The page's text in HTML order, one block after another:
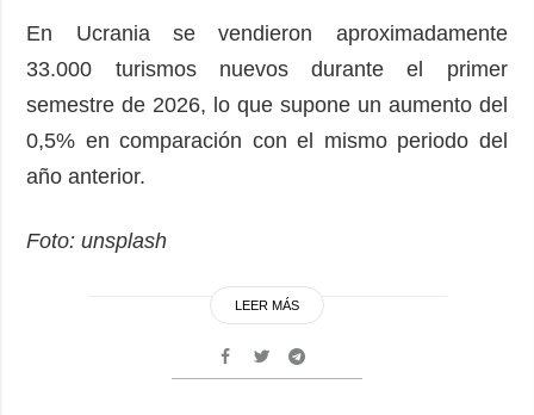
En Ucrania se vendieron aproximadamente
33.000 turismos nuevos durante el primer
semestre de 2026, lo que supone un aumento del
0,5% en comparación con el mismo periodo del
año anterior.
Foto: unsplash
LEER MÁS